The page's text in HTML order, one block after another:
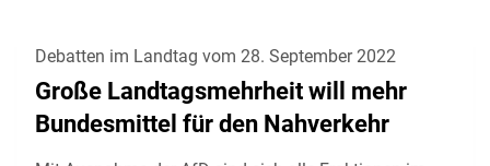
Debatten im Landtag vom 28. September 2022
Große Landtagsmehrheit will mehr
Bundesmittel für den Nahverkehr